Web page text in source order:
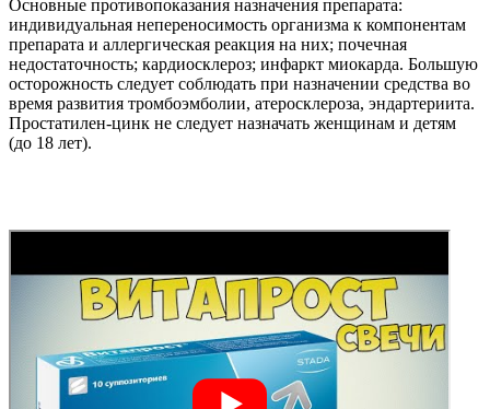
Основные противопоказания назначения препарата:
индивидуальная непереносимость организма к компонентам
препарата и аллергическая реакция на них; почечная
недостаточность; кардиосклероз; инфаркт миокарда. Большую
осторожность следует соблюдать при назначении средства во
время развития тромбоэмболии, атеросклероза, эндартериита.
Простатилен-цинк не следует назначать женщинам и детям
(до 18 лет).